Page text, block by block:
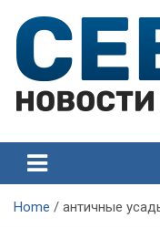
content
Севастополя
Home античные